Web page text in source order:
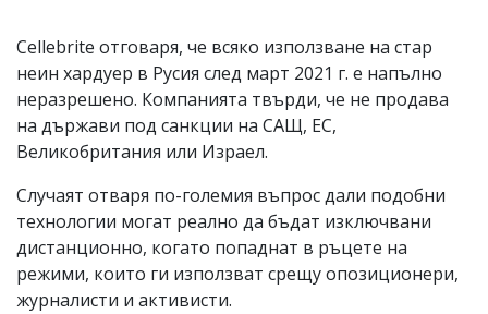
Cellebrite отговаря, че всяко използване на стар
неин хардуер в Русия след март 2021 г. е напълно
неразрешено. Компанията твърди, че не продава
на държави под санкции на САЩ, ЕС,
Великобритания или Израел.
Случаят отваря по-големия въпрос дали подобни
технологии могат реално да бъдат изключвани
дистанционно, когато попаднат в ръцете на
режими, които ги използват срещу опозиционери,
журналисти и активисти.